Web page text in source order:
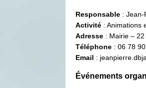
Responsable : Jean-
Activité : Animations
Adresse : Mairie –
Téléphone : 06 78
Email :
Événements